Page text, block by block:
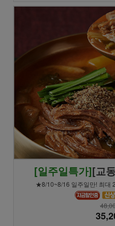
[일주일특가][교
★8/10~8/16 일주일만! 최대